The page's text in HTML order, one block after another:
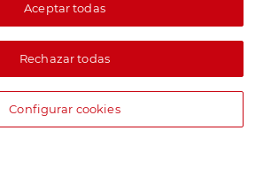
Aceptar todas
Rechazar todas
Configurar cookies